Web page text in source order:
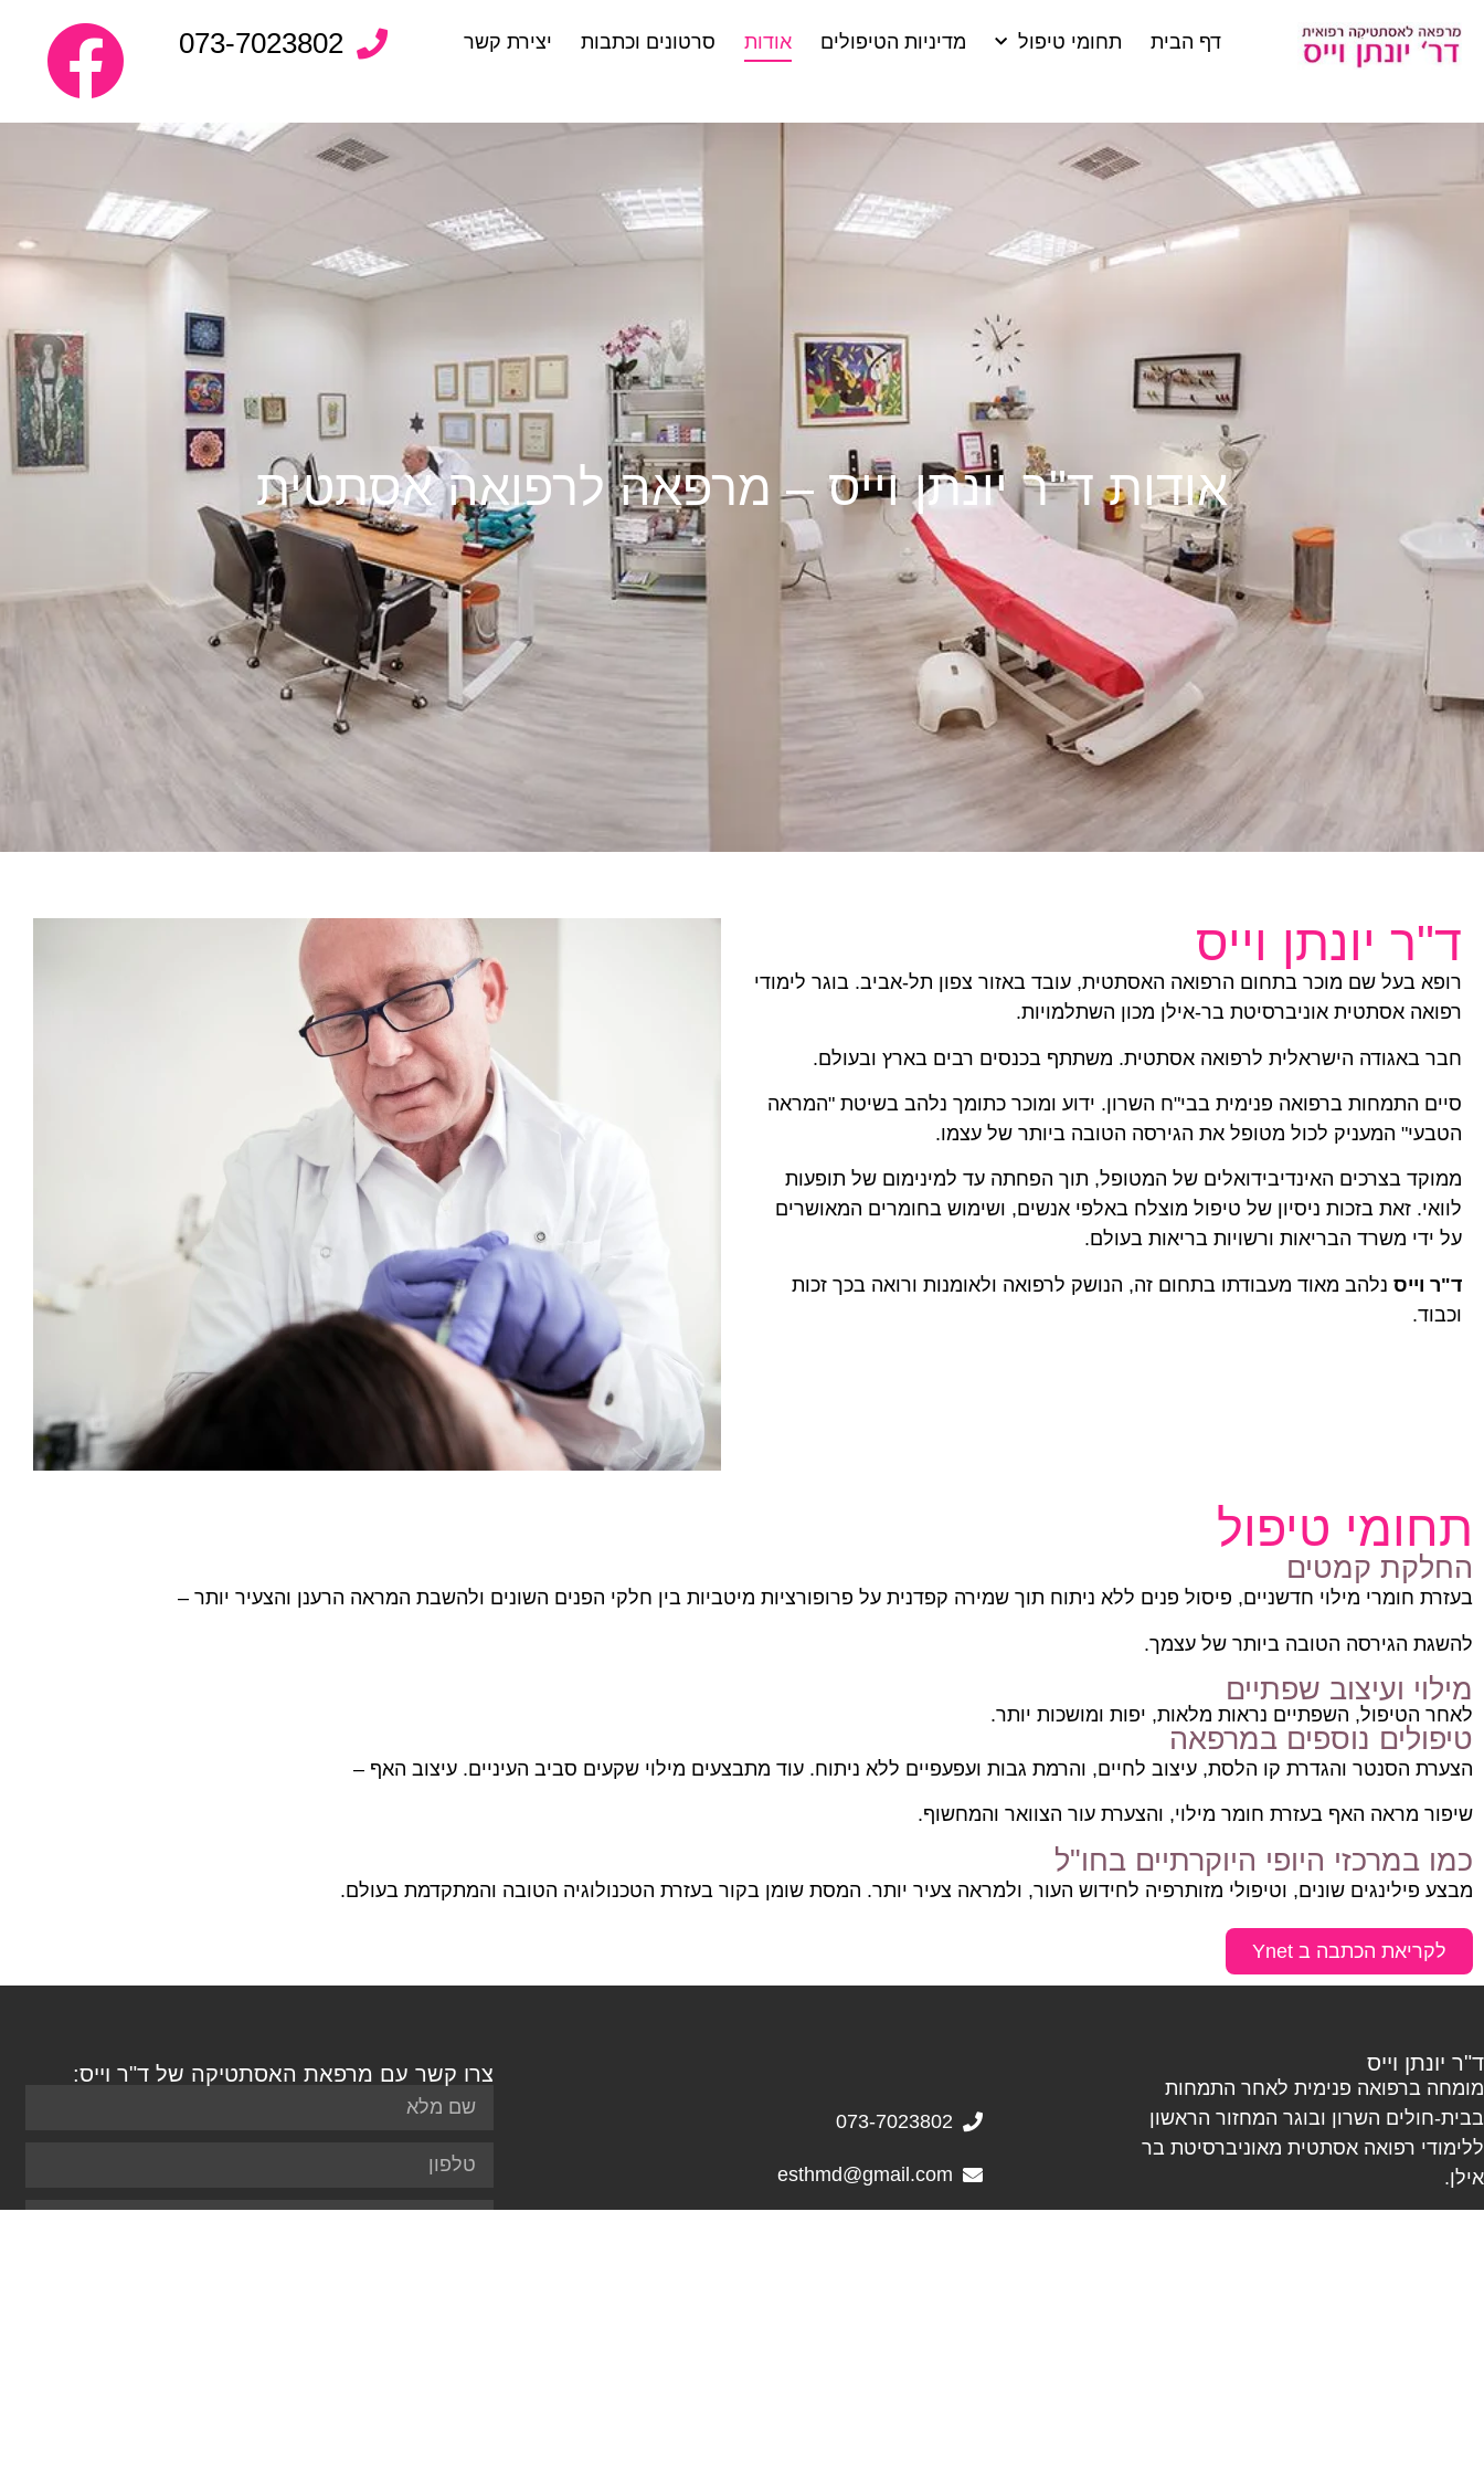
דף הבית תחומי טיפול מדיניות הטיפולים אודות סרטונים וכתבות יצירת קשר 073-7023802
אודות ד"ר יונתן וייס – מרפאה לרפואה אסתטית
ד"ר יונתן וייס
רופא בעל שם מוכר בתחום הרפואה האסתטית, עובד באזור צפון תל-אביב. בוגר לימודי
רפואה אסתטית אוניברסיטת בר-אילן מכון השתלמויות.
חבר באגודה הישראלית לרפואה אסתטית. משתתף בכנסים רבים בארץ ובעולם.
סיים התמחות ברפואה פנימית בבי"ח השרון. ידוע ומוכר כתומך נלהב בשיטת "המראה
הטבעי" המעניק לכול מטופל את הגירסה הטובה ביותר של עצמו.
ממוקד בצרכים האינדיבידואלים של המטופל, תוך הפחתה עד למינימום של תופעות
לוואי. זאת בזכות ניסיון של טיפול מוצלח באלפי אנשים, ושימוש בחומרים המאושרים
על ידי משרד הבריאות ורשויות בריאות בעולם.
ד"ר וייס נלהב מאוד מעבודתו בתחום זה, הנושק לרפואה ולאומנות ורואה בכך זכות
וכבוד.
תחומי טיפול
החלקת קמטים
בעזרת חומרי מילוי חדשניים, פיסול פנים ללא ניתוח תוך שמירה קפדנית על פרופורציות מיטביות בין חלקי הפנים השונים ולהשבת המראה הרענן והצעיר יותר –
להשגת הגירסה הטובה ביותר של עצמך.
מילוי ועיצוב שפתיים
לאחר הטיפול, השפתיים נראות מלאות, יפות ומושכות יותר.
טיפולים נוספים במרפאה
הצערת הסנטר והגדרת קו הלסת, עיצוב לחיים, והרמת גבות ועפעפיים ללא ניתוח. עוד מתבצעים מילוי שקעים סביב העיניים. עיצוב האף –
שיפור מראה האף בעזרת חומר מילוי, והצערת עור הצוואר והמחשוף.
כמו במרכזי היופי היוקרתיים בחו"ל
מבצע פילינגים שונים, וטיפולי מזותרפיה לחידוש העור, ולמראה צעיר יותר. המסת שומן בקור בעזרת הטכנולוגיה הטובה והמתקדמת בעולם.
לקריאת הכתבה ב Ynet
ד"ר יונתן וייס
מומחה ברפואה פנימית לאחר התמחות
בבית-חולים השרון ובוגר המחזור הראשון
ללימודי רפואה אסתטית מאוניברסיטת בר
אילן.
073-7023802
esthmd@gmail.com
צרו קשר עם מרפאת האסתטיקה של ד"ר וייס: